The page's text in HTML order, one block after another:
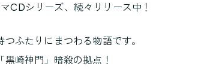
CDシリーズ、続々リリース中！
ふたりにまつわる物語です。
崎神門」暗殺の拠点！